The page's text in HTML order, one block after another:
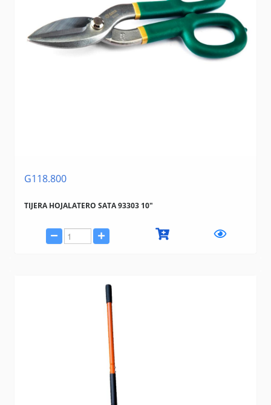
G118.800
TIJERA HOJALATERO SATA 93303 10"